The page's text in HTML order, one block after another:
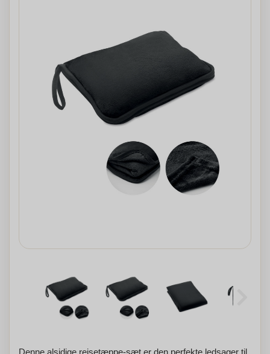
Denne alsidige rejsetæppe-sæt er den perfekte ledsager til